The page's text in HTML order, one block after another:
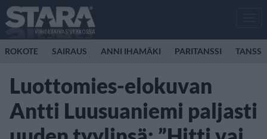
ROKOTE SAIRAUS ANNI IHAMÄKI PARITANSSI TANSSI
Luottomies-elokuvan
Antti Luusuaniemi paljasti